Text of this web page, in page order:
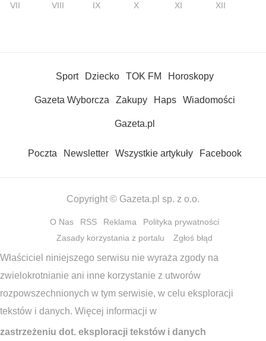
VII
VIII IX X XI XII
Sport Dziecko TOK FM Horoskopy
Gazeta Wyborcza Zakupy Haps Wiadomości
Gazeta.pl
Poczta Newsletter Wszystkie artykuły Facebook
Copyright © Gazeta.pl sp. z o.o.
O Nas RSS Reklama
Polityka prywatności
Zasady korzystania z portalu
Zgłoś błąd
Właściciel niniejszego serwisu nie wyraża zgody na
zwielokrotnianie ani inne korzystanie z utworów
rozpowszechnionych w tym serwisie, w celu eksploracji
tekstów i danych. Więcej informacji w
zastrzeżeniu dot. eksploracji tekstów i danych